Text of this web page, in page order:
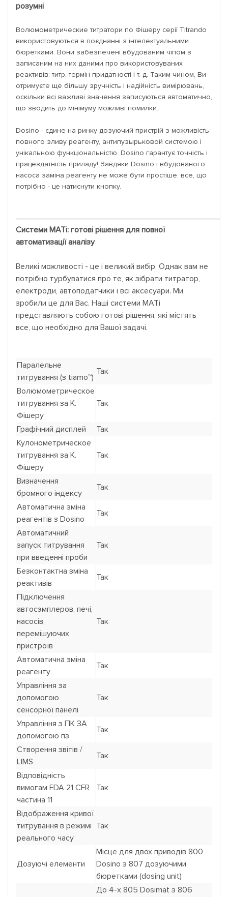
розумні
Волюмометрические титратори по Фішеру серії Titrando
використовуються в поєднанні з інтелектуальними
бюретками. Вони забезпечені вбудованим чіпом з
записаним на них даними про використовуваних
реактивів: титр, термін придатності і т. д. Таким чином, Ви
отримуєте ще більшу зручність і надійність вимірювань,
оскільки всі важливі значення записуються автоматично,
що зводить до мінімуму можливі помилки.
Dosino - єдине на ринку дозуючий пристрій з можливість
повного зливу реагенту, антипузырьковой системою і
унікальною функціональністю. Dosino гарантує точність і
працездатність приладу! Завдяки Dosino і вбудованого
насоса заміна реагенту не може бути простіше: все, що
потрібно - це натиснути кнопку.
Системи MATi: готові рішення для повної
автоматизації аналізу
Великі можливості - це і великий вибір. Однак вам не
потрібно турбуватися про те, як зібрати титратор,
електроди, автоподатчики і всі аксесуари. Ми
зробили це для Вас. Наші системи MATi
представляють собою готові рішення, які містять
все, що необхідно для Вашої задачі.
Паралельне
титрування (з tiamo™)
Так
Волюмометрическое
титрування за К.
Фішеру
Так
Графічний дисплей
Так
Кулонометрическое
титрування за К.
Фішеру
Так
Визначення
бромного індексу
Так
Автоматична зміна
реагентів з Dosino
Так
Автоматичний
запуск титрування
при введенні проби
Так
Безконтактна зміна
реактивів
Так
Підключення
автосэмплеров, печі,
насосів,
перемішуючих
пристроїв
Так
Автоматична зміна
реагенту
Так
Управління за
допомогою
сенсорної панелі
Так
Управління з ПК ЗА
допомогою пз
Так
Створення звітів /
LIMS
Так
Відповідність
вимогам FDA 21 CFR
частина 11
Так
Відображення кривої
титрування в режимі
реального часу
Так
Дозуючі елементи
Місце для двох приводів 800
Dosino з 807 дозуючими
бюретками (dosing unit)
До 4-х 805 Dosimat з 806